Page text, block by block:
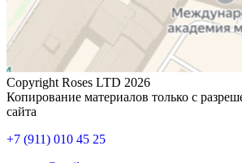
Copyright Roses LTD 2026
Копирование материалов только с
сайта
+7 (911) 010 45 25